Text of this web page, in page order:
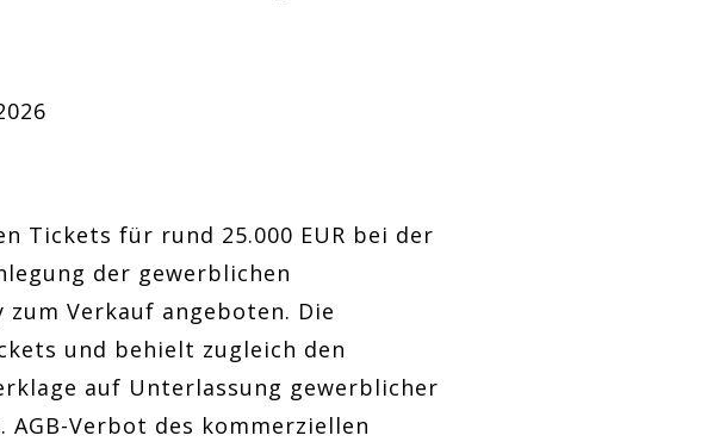
Tickets für rund 25.000 EUR bei der
der gewerblichen
Verkauf angeboten. Die
und behielt zugleich den
auf Unterlassung gewerblicher
Verbot des kommerziellen